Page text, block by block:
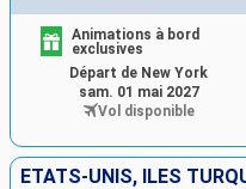
Animations à bord
exclusives
Départ de New York
sam. 01 mai 2027
Vol disponible
ÉTATS-UNIS, ÎLES